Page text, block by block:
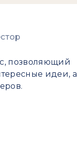
позволяющий
идеи, а